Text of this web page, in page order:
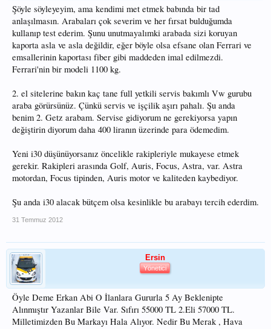
Şöyle söyleyeyim, ama kendimi met etmek babında bir tad
anlaşılmasın. Arabaları çok severim ve her fırsat bulduğumda
kullanıp test ederim. Şunu unutmayalımki arabada sizi koruyan
kaporta asla ve asla değildir, eğer böyle olsa efsane olan Ferrari ve
emsallerinin kaportası fiber gibi maddeden imal edilmezdi.
Ferrari'nin bir modeli 1100 kg.
2. el sitelerine bakın kaç tane full yetkili servis bakımlı Vw gurubu
araba görürsünüz. Çünkü servis ve işçilik aşırı pahalı. Şu anda
benim 2. Getz arabam. Servise gidiyorum ne gerekiyorsa yapın
değiştirin diyorum daha 400 liranın üzerinde para ödemedim.
Yeni i30 düşünüyorsanız öncelikle rakipleriyle mukayese etmek
gerekir. Rakipleri arasında Golf, Auris, Focus, Astra, var. Astra
motordan, Focus tipinden, Auris motor ve kaliteden kaybediyor.
Şu anda i30 alacak bütçem olsa kesinlikle bu arabayı tercih ederdim.
31 Temmuz 2012
Ersin
Yönetici
Öyle Deme Erkan Abi O İlanlara Gururla 5 Ay Beklenipte
Alınmıştır Yazanlar Bile Var. Sıfırı 55000 TL 2.Eli 57000 TL.
Milletimizden Bu Markayı Hala Alıyor. Nedir Bu Merak , Hava